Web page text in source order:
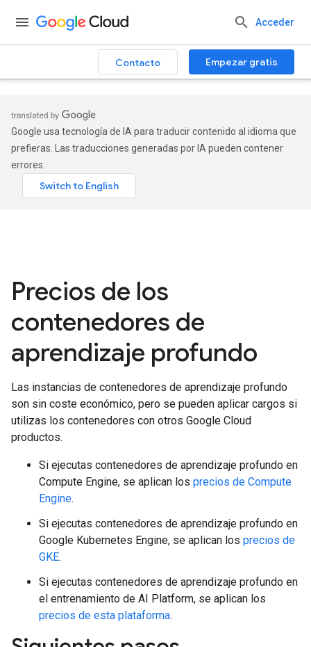
Acceder
Contacto Empezar gratis
Google usa tecnología de IA para traducir contenido al idioma que
prefieras. Las traducciones generadas por IA pueden contener
errores.
Precios de los
contenedores de
aprendizaje profundo
Las instancias de contenedores de aprendizaje profundo
son sin coste económico, pero se pueden aplicar cargos si
utilizas los contenedores con otros Google Cloud
productos.
Si ejecutas contenedores de aprendizaje profundo en
Compute Engine, se aplican los precios de Compute
Engine.
Si ejecutas contenedores de aprendizaje profundo en
Google Kubernetes Engine, se aplican los precios de
GKE.
Si ejecutas contenedores de aprendizaje profundo en
el entrenamiento de AI Platform, se aplican los
precios de esta plataforma.